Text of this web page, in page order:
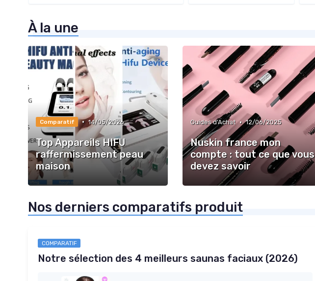
À la une
Comparatif • 14/05/2026
Top Appareils HIFU
raffermissement peau
maison
Guides d'Achat • 12/06/2025
Nuskin france mon
compte : tout ce que vous
devez savoir
Nos derniers comparatifs produit
COMPARATIF
Notre sélection des 4 meilleurs saunas faciaux (2026)